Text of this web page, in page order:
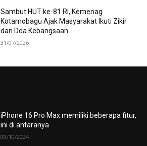
Sambut HUT ke-81 RI, Kemenag
Kotamobagu Ajak Masyarakat Ikuti Zikir
dan Doa Kebangsaan
31/07/2026
iPhone 16 Pro Max memiliki beberapa fitur,
ini di antaranya
09/10/2024